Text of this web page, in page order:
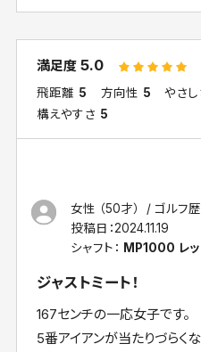
満足度5.0
飛距離 5 方向性 5 やさし
構えやすさ 5
女性 （50才） ゴルフ
投稿日：2024.11.19
シャフト： MP1000 レッ
ジャストミート！
167センチの一応女子です。
5番アイアンが当たりづらく